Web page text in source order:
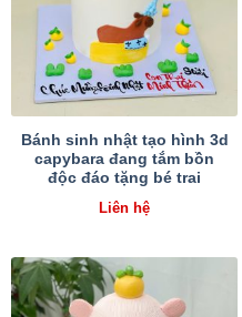
Bánh sinh nhật tạo hình 3d
capybara đang tắm bồn
độc đáo tặng bé trai
Liên hệ